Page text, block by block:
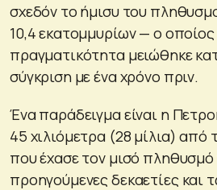
σχεδόν το ήμισυ του
10,4 εκατομμυρίων — ο
πραγματικότητα μειώθηκε
σύγκριση με ένα χρόνο πριν.
Ένα παράδειγμα είναι η
45 χιλιόμετρα (28 μίλια) από
που έχασε τον μισό πληθυσμό
προηγούμενες δεκαετίες και